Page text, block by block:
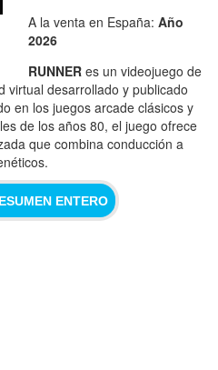
A la venta en España:Año
2026
RUNNER es un videojuego de
virtual desarrollado y publicado
en los juegos arcade clásicos y
de los años 80, el juego ofrece
que combina conducción a
ENTERO